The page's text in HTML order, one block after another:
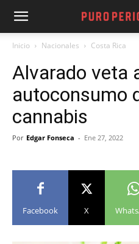
Inicio Nacionales Costa Rica
Alvarado veta
autoconsumo
cannabis
Por Edgar Fonseca - Ene 27, 2022
Facebook X